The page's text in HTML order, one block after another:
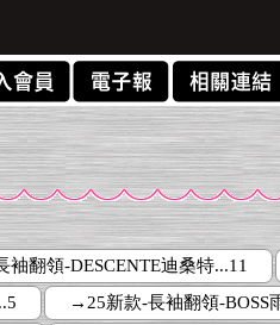
袖翻領-DESCENTE迪桑特...11
→25新款-長袖翻領-BOSS